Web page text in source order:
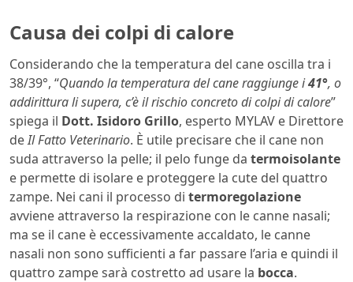
Causa dei colpi di calore
Considerando che la temperatura del cane oscilla tra i
38/39°, “Quando la temperatura del cane raggiunge i41°, o
addirittura li supera, c’è il rischio concreto di colpi di calore”
spiega il Dott. Isidoro Grillo, esperto MYLAV e Direttore
deIl Fatto Veterinario. È utile precisare che il cane non
suda attraverso la pelle; il pelo funge da termoisolante
e permette di isolare e proteggere la cute del quattro
zampe. Nei cani il processo di termoregolazione
avviene attraverso la respirazione con le canne nasali;
ma se il cane è eccessivamente accaldato, le canne
nasali non sono sufficienti a far passare l’aria e quindi il
quattro zampe sarà costretto ad usare la bocca.